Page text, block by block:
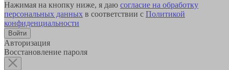
Нажимая на кнопку ниже, я даю согласие на обработку
персональных данных в соответствии с Политикой
конфиденциальности
Авторизация
Восстановление пароля